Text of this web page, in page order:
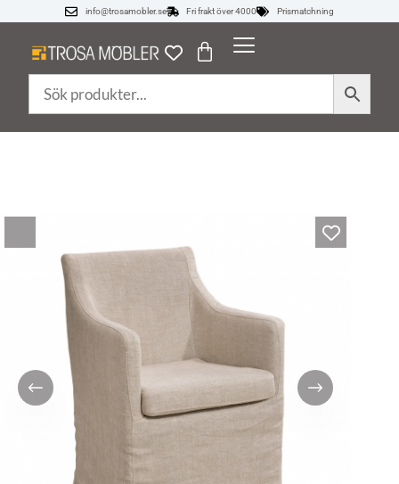
info@trosamobler.se Fri frakt över 4000 Prismatchning